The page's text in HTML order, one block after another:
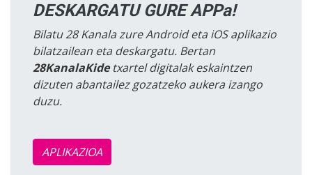
DESKARGATU GURE APPa!
Bilatu 28 Kanala zure Android eta iOS aplikazio
bilatzailean eta deskargatu. Bertan
28KanalaKidetxartel digitalak eskaintzen
dizuten abantailez gozatzeko aukera izango
duzu.
APLIKAZIOA